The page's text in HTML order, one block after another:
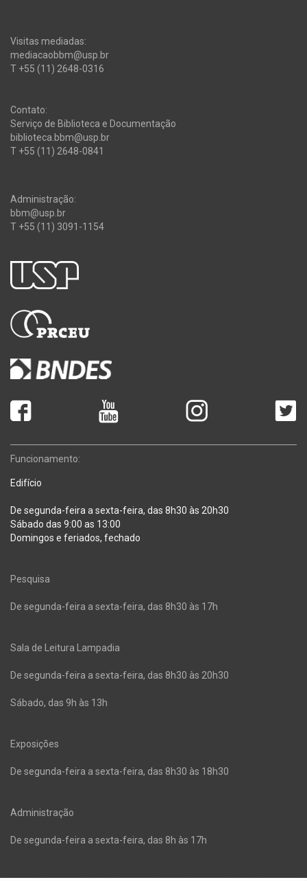
Visitas mediadas:
mediacaobbm@usp.br
T +55 (11) 2648-0316
Contato:
Serviço de Biblioteca e Documentação
biblioteca.bbm@usp.br
T +55 (11) 2648-0841
Administração:
bbm@usp.br
T +55 (11) 3091-1154
Funcionamento:
Edifício
De segunda-feira a sexta-feira, das 8h30 às 20h30
Sábado das 9:00 as 13:00
Domingos e feriados, fechado
Pesquisa
De segunda-feira a sexta-feira, das 8h30 às 17h
Sala de Leitura Lampadia
De segunda-feira a sexta-feira, das 8h30 às 20h30
Sábado, das 9h às 13h
Exposições
De segunda-feira a sexta-feira, das 8h30 às 18h30
Administração
De segunda-feira a sexta-feira, das 8h às 17h